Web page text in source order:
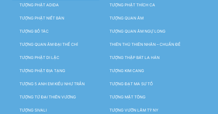
TƯỢNG PHẬT ADIDA TƯỢNG PHẬT THÍCH CA
TƯỢNG PHẬT NIẾT BÀN TƯỢNG QUAN ÂM
TƯỢNG BỒ TÁC TƯỢNG QUAN ÂM NGỰ LONG
TƯỢNG QUAN ÂM ĐẠI THẾ CHÍ THIÊN THỦ THIÊN NHÃN – CHUẨN ĐỀ
TƯỢNG PHẬT DI LẶC TƯỢNG THẬP BÁT LA HÁN
TƯỢNG PHẬT ĐỊA TẠNG TƯỢNG KIM CANG
TƯỢNG 5 ANH EM KIỀU NHƯ TRẦN TƯỢNG ĐẠT MA SƯ TỔ
TƯỢNG TỨ ĐẠI THIÊN VƯƠNG TƯỢNG MẬT TÔNG
TƯỢNG SIVALI TƯỢNG VƯỜN LÂM TỲ NY